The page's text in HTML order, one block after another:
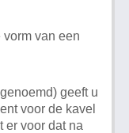
van een
geeft u
voor de kavel
er voor dat na